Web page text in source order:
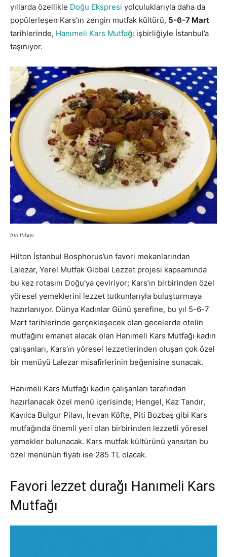
yıllarda özellikle Doğu Ekspresi yolculuklarıyla daha da
popülerleşen Kars’ın zengin mutfak kültürü, 5-6-7 Mart
tarihlerinde, Hanımeli Kars Mutfağı işbirliğiyle İstanbul’a
taşınıyor.
İrin Pilavı
Hilton İstanbul Bosphorus’un favori mekanlarından
Lalezar, Yerel Mutfak Global Lezzet projesi kapsamında
bu kez rotasını Doğu’ya çeviriyor; Kars’ın birbirinden özel
yöresel yemeklerini lezzet tutkunlarıyla buluşturmaya
hazırlanıyor. Dünya Kadınlar Günü şerefine, bu yıl 5-6-7
Mart tarihlerinde gerçekleşecek olan gecelerde otelin
mutfağını emanet alacak olan Hanımeli Kars Mutfağı kadın
çalışanları, Kars’ın yöresel lezzetlerinden oluşan çok özel
bir menüyü Lalezar misafirlerinin beğenisine sunacak.
Hanımeli Kars Mutfağı kadın çalışanları tarafından
hazırlanacak özel menü içerisinde; Hengel, Kaz Tandır,
Kavılca Bulgur Pilavı, İrevan Köfte, Piti Bozbaş gibi Kars
mutfağında önemli yeri olan birbirinden lezzetli yöresel
yemekler bulunacak. Kars mutfak kültürünü yansıtan bu
özel menünün fiyatı ise 285 TL olacak.
Favori lezzet durağı Hanımeli Kars
Mutfağı